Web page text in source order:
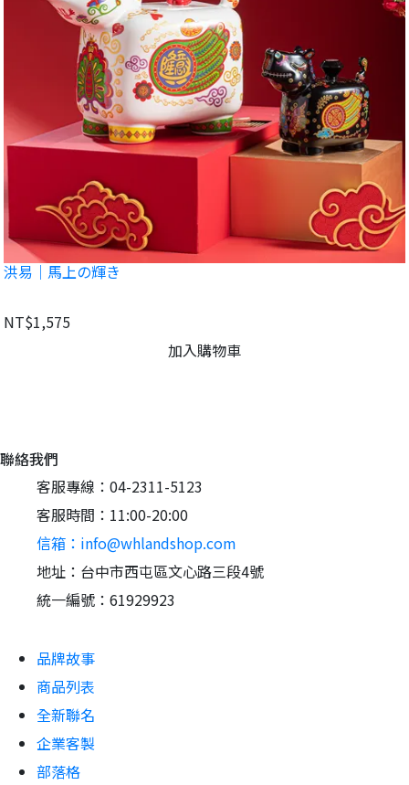
洪易｜馬上の輝き
NT$1,575
加入購物車
聯絡我們
客服專線：04-2311-5123
客服時間：11:00-20:00
信箱：info@whlandshop.com
地址：台中市西屯區文心路三段4號
統一編號：61929923
品牌故事
商品列表
全新聯名
企業客製
部落格